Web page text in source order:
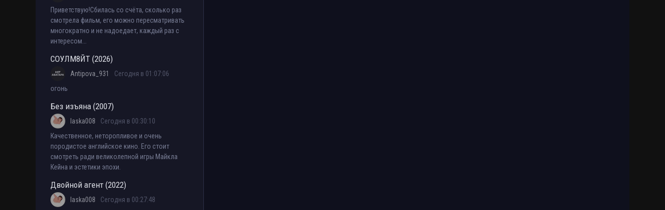
Приветствую!Сбилась со счёта, сколько раз
смотрела фильм, его можно пересматривать
многократно и не надоедает, каждый раз с
интересом...
СОУЛМ8ЙТ (2026)
Antipova_931
Сегодня в 01:07:06
огонь
Без изъяна (2007)
laska008
Сегодня в 00:30:10
Качественное, неторопливое и очень
породистое английское кино. Его стоит
смотреть ради великолепной игры Майкла
Кейна и эстетики эпохи.
Двойной агент (2022)
laska008
Сегодня в 00:27:48